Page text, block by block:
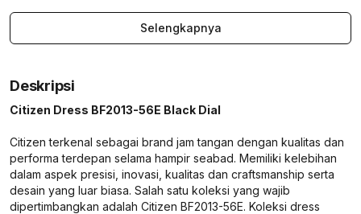
Selengkapnya
Deskripsi
Citizen Dress BF2013-56E Black Dial
Citizen terkenal sebagai brand jam tangan dengan kualitas dan
performa terdepan selama hampir seabad. Memiliki kelebihan
dalam aspek presisi, inovasi, kualitas dan craftsmanship serta
desain yang luar biasa. Salah satu koleksi yang wajib
dipertimbangkan adalah Citizen BF2013-56E. Koleksi dress